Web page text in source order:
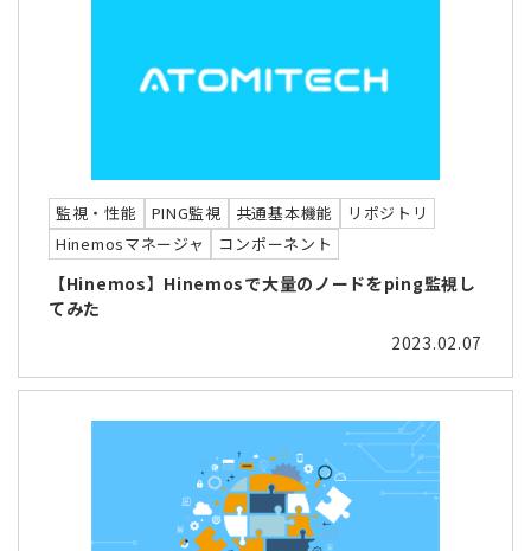
監視・性能 PING監視 共通基本機能
リポジトリ
Hinemosマネージャ
コンポーネント
【Hinemos】Hinemosで大量のノードをping監視し
てみた
2023.02.07